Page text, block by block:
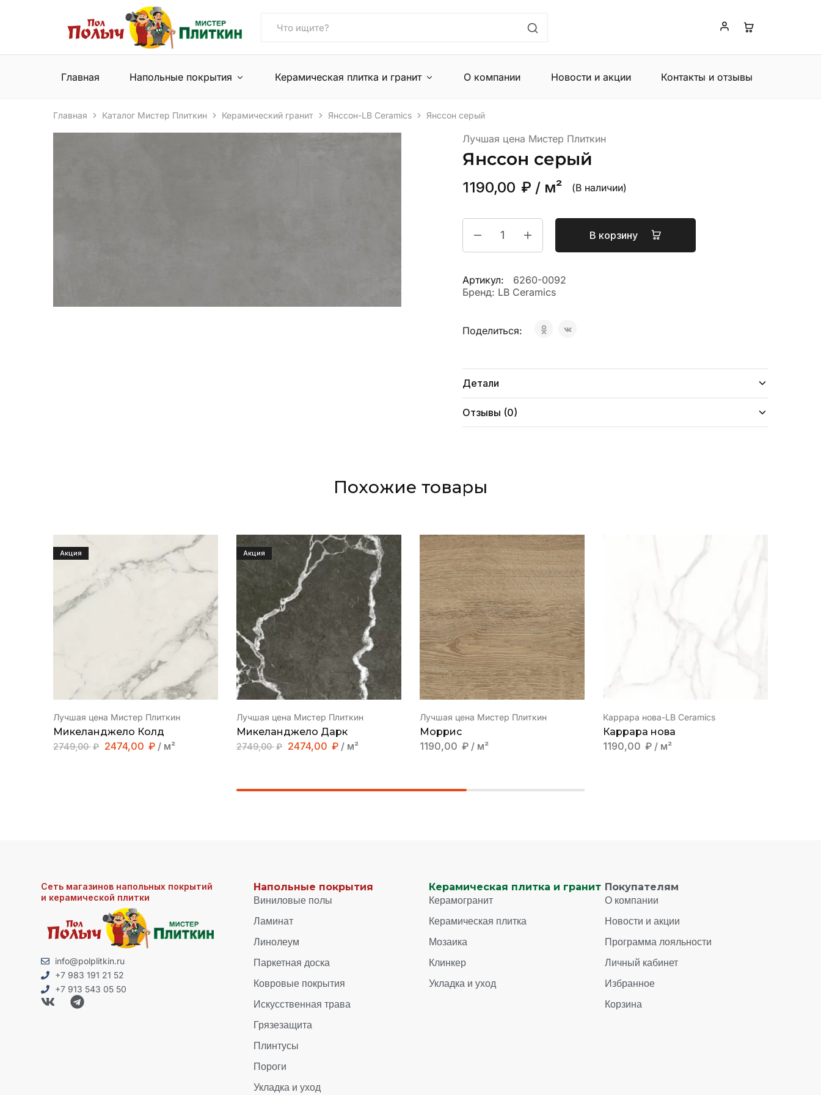
Пол
Полыч
Плиткин
Сеть
магазинов
и
керамической
Главная Напольные покрытия Керамическая плитка и гранит О компании Новости и акции Контакты и отзывы
Главная Каталог Мистер Плиткин Керамический гранит Янссон-LB Ceramics Янссон серый
Лучшая цена Мистер Плиткин
Янссон серый
1190,00 ₽ / м² (В наличии)
В корзину
Артикул:
6260-0092
Бренд: LB Ceramics
Поделиться:
Детали
Отзывы (0)
Похожие товары
Акция
Лучшая цена Мистер Плиткин
Микеланджело Колд
2749,00₽ 2474,00 ₽ / м²
Акция
Лучшая цена Мистер Плиткин
Микеланджело Дарк
2749,00₽ 2474,00 ₽ / м²
Лучшая цена Мистер Плиткин
Моррис
1190,00 ₽ / м²
Каррара нова-LB Ceramics
Каррара нова
1190,00 ₽ / м²
Сеть магазинов напольных покрытий
и керамической плитки
info@polplitkin.ru
+7 983 191 21 52
+7 913 543 05 50
Напольные покрытия
Виниловые полы
Ламинат
Линолеум
Паркетная доска
Ковровые покрытия
Искусственная трава
Грязезащита
Плинтусы
Пороги
Укладка и уход
Керамическая плитка и гранит
Керамогранит
Керамическая плитка
Мозаика
Клинкер
Укладка и уход
Покупателям
О компании
Новости и акции
Программа лояльности
Личный кабинет
Избранное
Корзина